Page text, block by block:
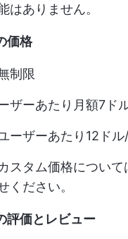
はありません。
価格
制限
ザーあたり月額7ド
ーザーあたり12ドル
スタム価格につい
ください。
評価とレビュー